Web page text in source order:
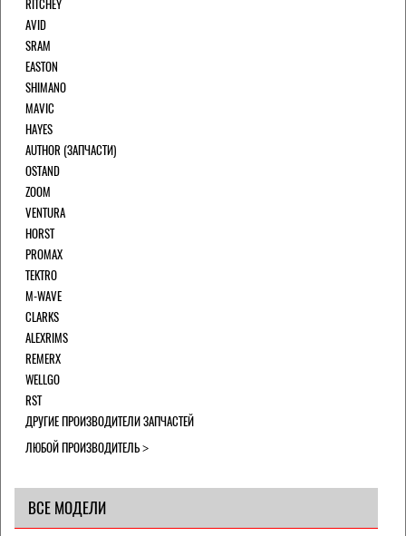
RITCHEY
AVID
SRAM
EASTON
SHIMANO
MAVIC
HAYES
AUTHOR (ЗАПЧАСТИ)
OSTAND
ZOOM
VENTURA
HORST
PROMAX
TEKTRO
M-WAVE
CLARKS
ALEXRIMS
REMERX
WELLGO
RST
ДРУГИЕ ПРОИЗВОДИТЕЛИ ЗАПЧАСТЕЙ
ЛЮБОЙ ПРОИЗВОДИТЕЛЬ
ВСЕ МОДЕЛИ